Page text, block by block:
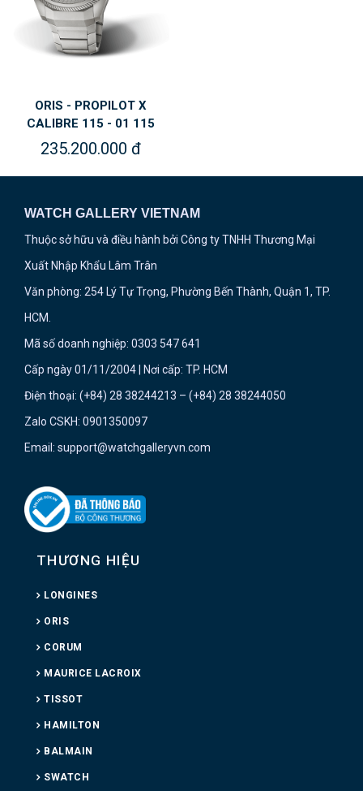
ORIS - PROPILOT X
CALIBRE 115 - 01 115
7759 7153-SET7 22 01TLC
235.200.000 đ
WATCH GALLERY VIETNAM
Thuộc sở hữu và điều hành bởi Công ty TNHH Thương Mại
Xuất Nhập Khẩu Lâm Trân
Văn phòng: 254 Lý Tự Trọng, Phường Bến Thành, Quận 1, TP.
HCM.
Mã số doanh nghiệp: 0303 547 641
Cấp ngày 01/11/2004 | Nơi cấp: TP. HCM
Điện thoại: (+84) 28 38244213 – (+84) 28 38244050
Zalo CSKH: 0901350097
Email: support@watchgalleryvn.com
THƯƠNG HIỆU
LONGINES
ORIS
CORUM
MAURICE LACROIX
TISSOT
HAMILTON
BALMAIN
SWATCH